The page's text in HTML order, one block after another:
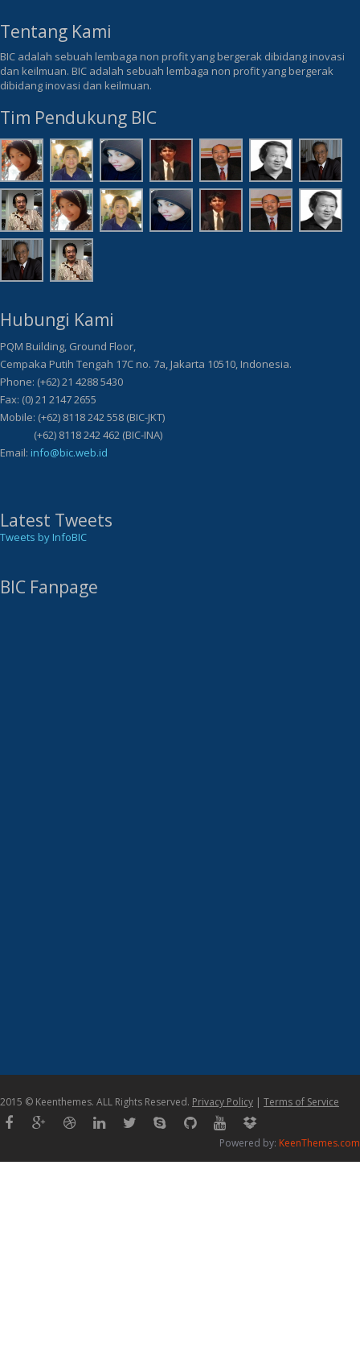
Tentang Kami
BIC adalah sebuah lembaga non profit yang bergerak dibidang inovasi
dan keilmuan. BIC adalah sebuah lembaga non profit yang bergerak
dibidang inovasi dan keilmuan.
Tim Pendukung BIC
Hubungi Kami
PQM Building, Ground Floor,
Cempaka Putih Tengah 17C no. 7a, Jakarta 10510, Indonesia.
Phone: (+62) 21 4288 5430
Fax: (0) 21 2147 2655
Mobile: (+62) 8118 242 558 (BIC-JKT)
(+62) 8118 242 462 (BIC-INA)
Email: info@bic.web.id
Latest Tweets
Tweets by InfoBIC
BIC Fanpage
2015 © Keenthemes. ALL Rights Reserved. Privacy Policy | Terms of Service
Powered by: KeenThemes.com